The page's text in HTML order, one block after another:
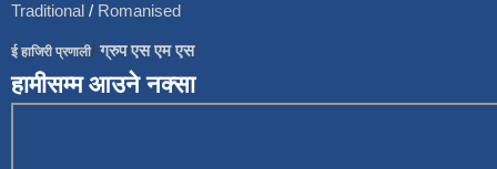
Traditional / Romanised
ई हाजिरी प्रणाली/ग्रुप एस एम एस
हामीसम्म आउने नक्सा